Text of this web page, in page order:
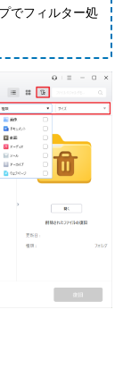
でフィルター処